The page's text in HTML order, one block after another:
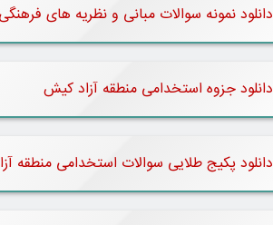
دانلود نمونه سوالات مبانی و نظریه های فرهنگی
دانلود جزوه استخدامی منطقه آزاد کیش
دانلود پکیج طلایی سوالات استخدامی منطقه